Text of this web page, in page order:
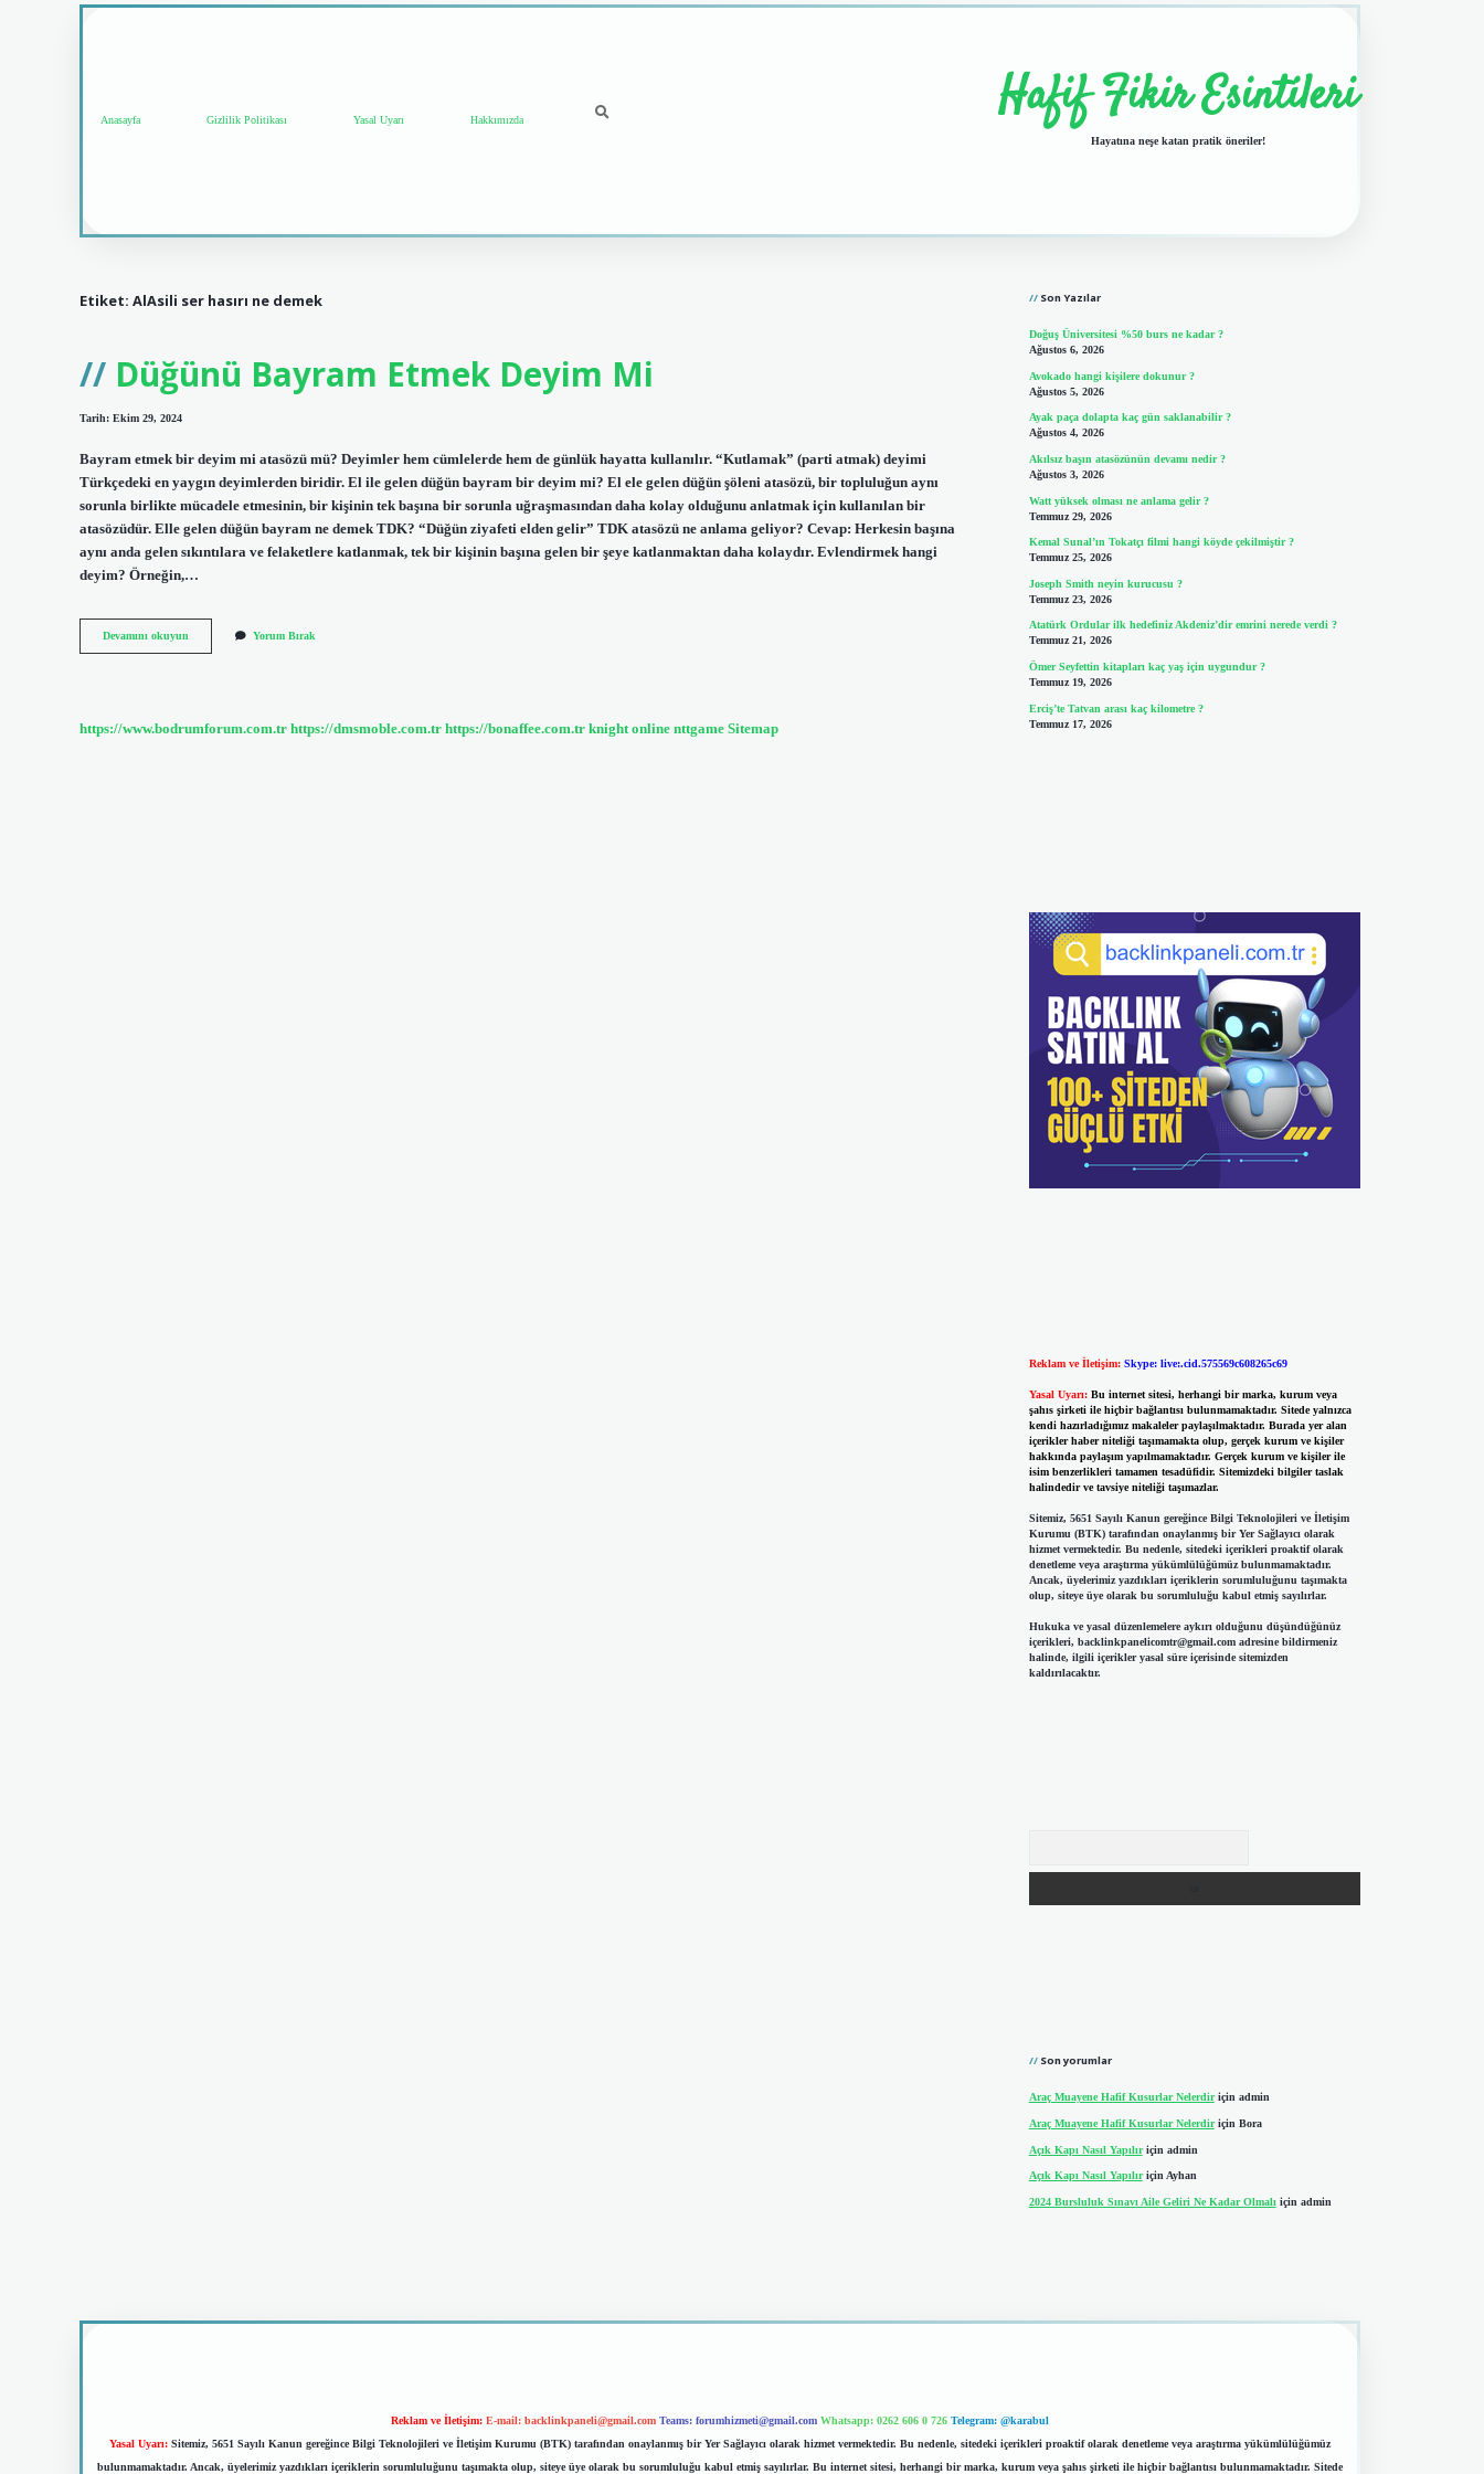
Anasayfa Gizlilik Politikası Yasal Uyarı Hakkımızda Hafif Fikir Esintileri
Hayatına neşe katan pratik öneriler!
Etiket: AlAsili ser hasırı ne demek
Düğünü Bayram Etmek Deyim Mi
Tarih: Ekim 29, 2024
Bayram etmek bir deyim mi atasözü mü? Deyimler hem cümlelerde hem de günlük hayatta kullanılır. “Kutlamak” (parti atmak) deyimi
Türkçedeki en yaygın deyimlerden biridir. El ile gelen düğün bayram bir deyim mi? El ele gelen düğün şöleni atasözü, bir topluluğun aynı
sorunla birlikte mücadele etmesinin, bir kişinin tek başına bir sorunla uğraşmasından daha kolay olduğunu anlatmak için kullanılan bir
atasözüdür. Elle gelen düğün bayram ne demek TDK? “Düğün ziyafeti elden gelir” TDK atasözü ne anlama geliyor? Cevap: Herkesin başına
aynı anda gelen sıkıntılara ve felaketlere katlanmak, tek bir kişinin başına gelen bir şeye katlanmaktan daha kolaydır. Evlendirmek hangi
deyim? Örneğin,…
Devamını okuyun
Bayram
Yorum Bırak
https://www.bodrumforum.com.tr https://dmsmoble.com.tr https://bonaffee.com.tr knight online nttgame Sitemap
Son Yazılar
Doğuş Üniversitesi %50 burs ne kadar ?
Ağustos 6, 2026
Avokado hangi kişilere dokunur ?
Ağustos 5, 2026
Ayak paça dolapta kaç gün saklanabilir ?
Ağustos 4, 2026
Akılsız başın atasözünün devamı nedir ?
Ağustos 3, 2026
Watt yüksek olması ne anlama gelir ?
Temmuz 29, 2026
Kemal Sunal’ın Tokatçı filmi hangi köyde çekilmiştir ?
Temmuz 25, 2026
Joseph Smith neyin kurucusu ?
Temmuz 23, 2026
Atatürk Ordular ilk hedefiniz Akdeniz’dir emrini nerede verdi ?
Temmuz 21, 2026
Ömer Seyfettin kitapları kaç yaş için uygundur ?
Temmuz 19, 2026
Erciş’te Tatvan arası kaç kilometre ?
Temmuz 17, 2026
Reklam ve İletişim: Skype: live:.cid.575569c608265c69
Yasal Uyarı: Bu internet sitesi, herhangi bir marka, kurum veya
şahıs şirketi ile hiçbir bağlantısı bulunmamaktadır. Sitede yalnızca
kendi hazırladığımız makaleler paylaşılmaktadır. Burada yer alan
içerikler haber niteliği taşımamakta olup, gerçek kurum ve kişiler
hakkında paylaşım yapılmamaktadır. Gerçek kurum ve kişiler ile
isim benzerlikleri tamamen tesadüfidir. Sitemizdeki bilgiler taslak
halindedir ve tavsiye niteliği taşımazlar.
Sitemiz, 5651 Sayılı Kanun gereğince Bilgi Teknolojileri ve İletişim
Kurumu (BTK) tarafından onaylanmış bir Yer Sağlayıcı olarak
hizmet vermektedir. Bu nedenle, sitedeki içerikleri proaktif olarak
denetleme veya araştırma yükümlülüğümüz bulunmamaktadır.
Ancak, üyelerimiz yazdıkları içeriklerin sorumluluğunu taşımakta
olup, siteye üye olarak bu sorumluluğu kabul etmiş sayılırlar.
Hukuka ve yasal düzenlemelere aykırı olduğunu düşündüğünüz
içerikleri, backlinkpanelicomtr@gmail.comadresine bildirmeniz
halinde, ilgili içerikler yasal süre içerisinde sitemizden
kaldırılacaktır.
Son yorumlar
Araç Muayene Hafif Kusurlar Nelerdiriçin admin
Araç Muayene Hafif Kusurlar Nelerdiriçin Bora
Açık Kapı Nasıl Yapılıriçin admin
Açık Kapı Nasıl Yapılıriçin Ayhan
2024 Bursluluk Sınavı Aile Geliri Ne Kadar Olmalıiçin admin
Reklam ve İletişim: E-mail: backlinkpaneli@gmail.com Teams: forumhizmeti@gmail.com Whatsapp: 0262 606 0 726 Telegram: @karabul
Yasal Uyarı: Sitemiz, 5651 Sayılı Kanun gereğince Bilgi Teknolojileri ve İletişim Kurumu (BTK) tarafından onaylanmış bir Yer Sağlayıcı olarak hizmet vermektedir. Bu nedenle, sitedeki içerikleri proaktif olarak denetleme veya araştırma yükümlülüğümüz
bulunmamaktadır. Ancak, üyelerimiz yazdıkları içeriklerin sorumluluğunu taşımakta olup, siteye üye olarak bu sorumluluğu kabul etmiş sayılırlar. Bu internet sitesi, herhangi bir marka, kurum veya şahıs şirketi ile hiçbir bağlantısı bulunmamaktadır. Sitede